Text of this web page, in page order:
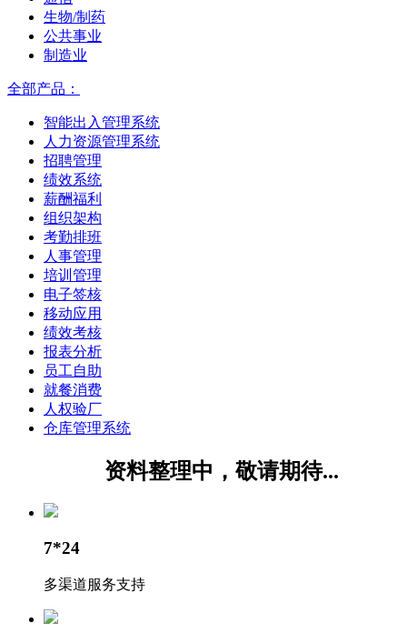
生物/制药
公共事业
制造业
全部产品：
智能出入管理系统
人力资源管理系统
招聘管理
绩效系统
薪酬福利
组织架构
考勤排班
人事管理
培训管理
电子签核
移动应用
绩效考核
报表分析
员工自助
就餐消费
人权验厂
仓库管理系统
资料整理中，敬请期待...
7*24
多渠道服务支持